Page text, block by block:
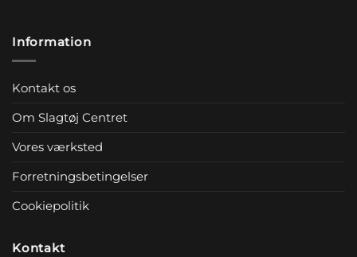
Information
Kontakt os
Om Slagtøj Centret
Vores værksted
Forretningsbetingelser
Cookiepolitik
Kontakt